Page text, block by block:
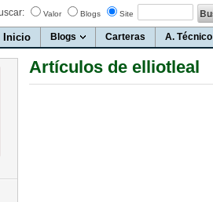
Valor Blogs Site
Inicio Blogs Carteras A. Técnico
Artículos de elliotleal